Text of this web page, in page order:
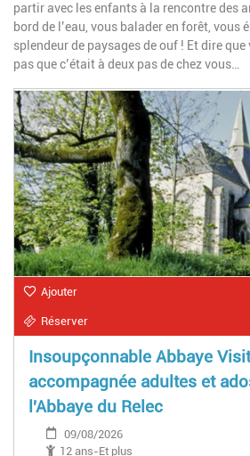
partir avec les enfants à la rencontre des
bord de l’eau, vous balader en forêt, vous
splendeur de paysages de ouf ! Et dire
pas que c’était à deux pas de chez vous…
Ajouter
Réserver
Insoupçonnable Abbaye
accompagnée adultes et
l'Abbaye du Relec
09/08/2026
12 ans-Et plus